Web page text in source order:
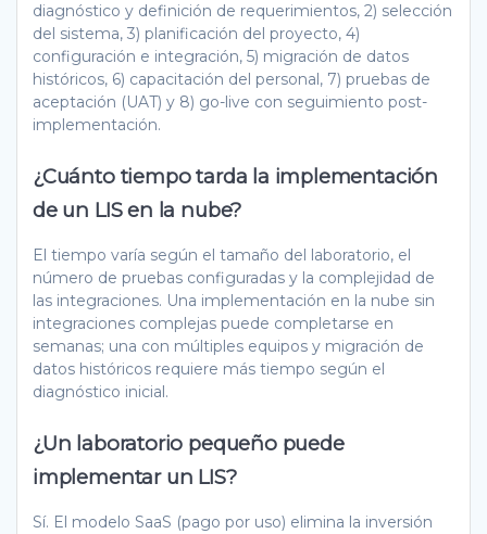
diagnóstico y definición de requerimientos, 2) selección
del sistema, 3) planificación del proyecto, 4)
configuración e integración, 5) migración de datos
históricos, 6) capacitación del personal, 7) pruebas de
aceptación (UAT) y 8) go-live con seguimiento post-
implementación.
¿Cuánto tiempo tarda la implementación
de un LIS en la nube?
El tiempo varía según el tamaño del laboratorio, el
número de pruebas configuradas y la complejidad de
las integraciones. Una implementación en la nube sin
integraciones complejas puede completarse en
semanas; una con múltiples equipos y migración de
datos históricos requiere más tiempo según el
diagnóstico inicial.
¿Un laboratorio pequeño puede
implementar un LIS?
Sí. El modelo SaaS (pago por uso) elimina la inversión